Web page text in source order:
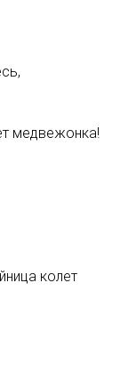
медвежонка!
колет